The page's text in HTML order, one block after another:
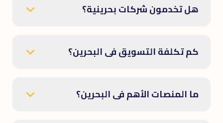
هل تخدمون شركات بحرينية؟
كم تكلفة التسويق فى البحرين؟
ما المنصات الأهم فى البحرين؟